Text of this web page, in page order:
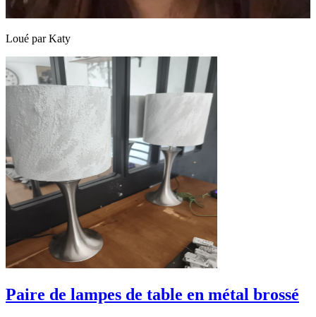
Loué parKaty
Paire de lampes de table en métal brossé